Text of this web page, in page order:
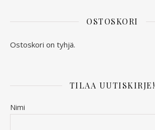
OSTOSKORI
Ostoskori on tyhjä.
TILAA UUTISKIRJE!
Nimi